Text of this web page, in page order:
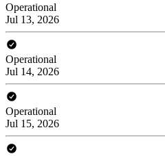
Operational
Jul 13, 2026
Operational
Jul 14, 2026
Operational
Jul 15, 2026